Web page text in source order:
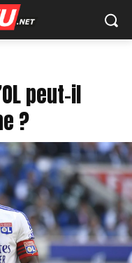
peut-il
?